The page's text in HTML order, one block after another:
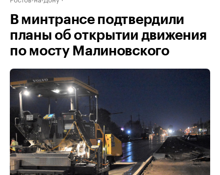
В минтрансе подтвердили
планы об открытии движения
по мосту Малиновского